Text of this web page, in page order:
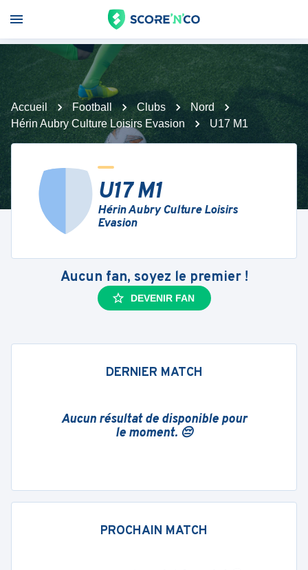
Accueil Football Clubs
Nord
Hérin Aubry Culture Loisirs Evasion
U17 M1
U17 M1
Hérin Aubry Culture Loisirs
Evasion
Aucun fan, soyez le premier !
DEVENIR FAN
DERNIER MATCH
Aucun résultat de disponible pour
le moment. 😔
PROCHAIN MATCH